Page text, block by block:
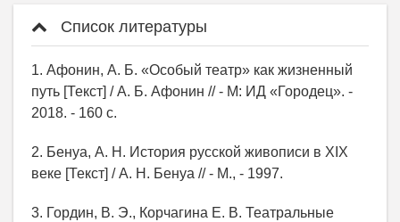
Список литературы
1. Афонин, А. Б. «Особый театр» как жизненный
путь [Текст] / А. Б. Афонин // - М: ИД «Городец». -
2018. - 160 с.
2. Бенуа, А. Н. История русской живописи в XIX
веке [Текст] / А. Н. Бенуа // - М., - 1997.
3. Гордин, В. Э., Корчагина Е. В. Театральные